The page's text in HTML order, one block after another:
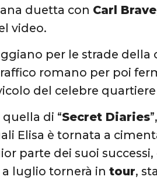
duetta con Carl Brave
video.
per le strade
romano per poi
del celebre
di “Secret Diaries
Elisa è tornata a
parte dei suoi successi,
a luglio tornerà intour,